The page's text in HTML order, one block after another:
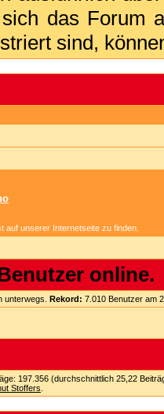
das Forum
sind,
auf unserer Internetseite zu finden.
online.
unterwegs. Rekord: 7.010 Benutzer am
197.356 (durchschnittlich 25,22
Stoffers